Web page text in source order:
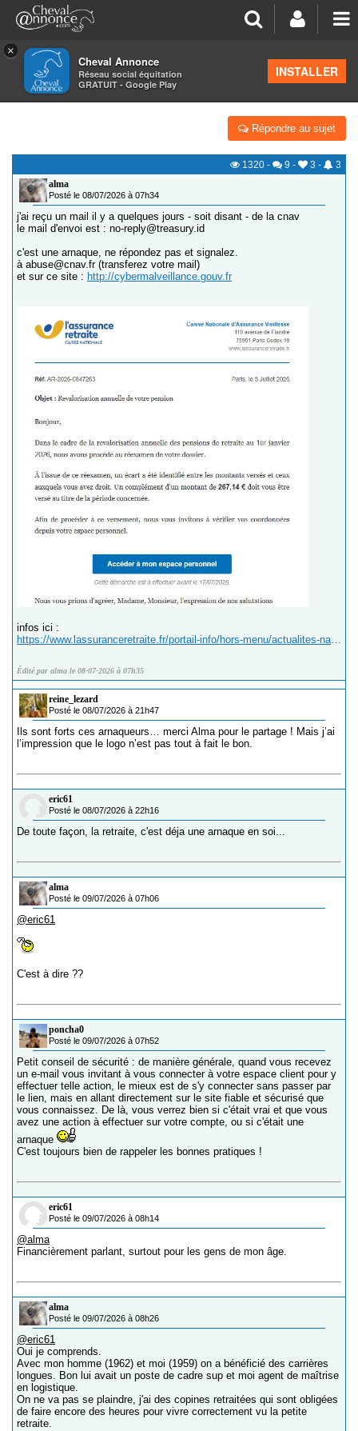
×
Cheval Annonce
Réseau social équitation
GRATUIT - Google Play
INSTALLER
>Salon de thé
ATTENTION RETRAITÉ(E)S DU FORUM
Répondre au sujet
1320 - 9 - 3 -
3
alma
Posté le 08/07/2026 à 07h34
j'ai reçu un mail il y a quelques jours - soit disant - de la cnav
le mail d'envoi est : no-reply@treasury.id
c'est une arnaque, ne répondez pas et signalez.
à abuse@cnav.fr (transferez votre mail)
et sur ce site : http://cybermalveillance.gouv.fr
infos ici :
https://www.lassuranceretraite.fr/portail-info/hors-menu/actualites-nationales/actif/2026/sms-courriels-frauduleux.html
Édité par alma le 08-07-2026 à 07h35
reine_lezard
Posté le 08/07/2026 à 21h47
Ils sont forts ces arnaqueurs… merci Alma pour le partage ! Mais j’ai
l’impression que le logo n’est pas tout à fait le bon.
eric61
Posté le 08/07/2026 à 22h16
De toute façon, la retraite, c'est déja une arnaque en soi...
alma
Posté le 09/07/2026 à 07h06
@eric61
C'est à dire ??
poncha0
Posté le 09/07/2026 à 07h52
Petit conseil de sécurité : de manière générale, quand vous recevez
un e-mail vous invitant à vous connecter à votre espace client pour y
effectuer telle action, le mieux est de s'y connecter sans passer par
le lien, mais en allant directement sur le site fiable et sécurisé que
vous connaissez. De là, vous verrez bien si c'était vrai et que vous
avez une action à effectuer sur votre compte, ou si c'était une
arnaque
C'est toujours bien de rappeler les bonnes pratiques !
eric61
Posté le 09/07/2026 à 08h14
@alma
Financièrement parlant, surtout pour les gens de mon âge.
alma
Posté le 09/07/2026 à 08h26
@eric61
Oui je comprends.
Avec mon homme (1962) et moi (1959) on a bénéficié des carrières
longues. Bon lui avait un poste de cadre sup et moi agent de maîtrise
en logistique.
On ne va pas se plaindre, j'ai des copines retraitées qui sont obligées
de faire encore des heures pour vivre correctement vu la petite
retraite.